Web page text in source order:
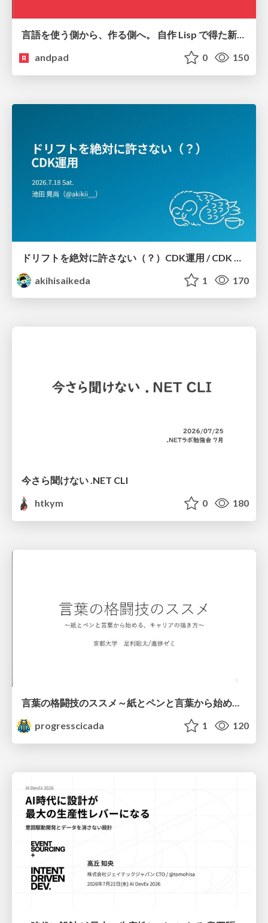
言語を使う側から、作る側へ。 自作 Lisp で得た新たな気づき。
andpad
0 150
akihisaikeda
1 170
今さら聞けない .NET CLI
htkym
0 180
言葉の格闘技のススメ～紙とペンと言葉から始める、キャリアの描き方～
progresscicada
1 120